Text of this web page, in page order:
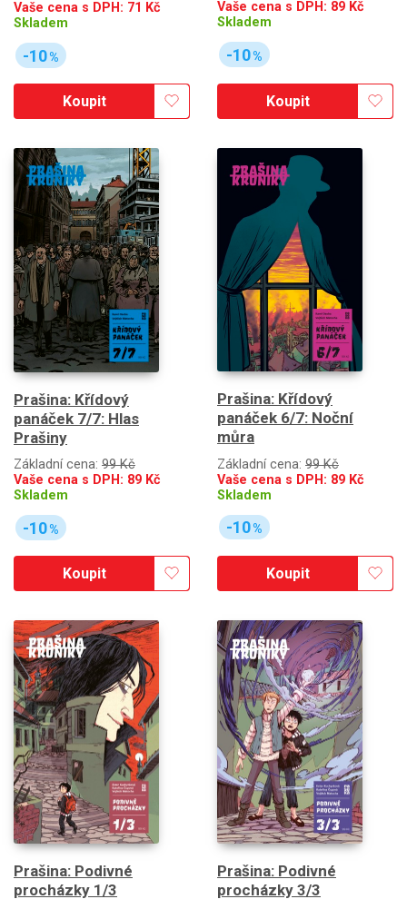
Vaše cena s DPH: 71 Kč
Skladem
-10%
Koupit
Vaše cena s DPH: 89 Kč
Skladem
-10%
Koupit
Prašina: Křídový
panáček 7/7: Hlas
Prašiny
Základní cena: 99 Kč
Vaše cena s DPH: 89 Kč
Skladem
-10%
Koupit
Prašina: Křídový
panáček 6/7: Noční
můra
Základní cena: 99 Kč
Vaše cena s DPH: 89 Kč
Skladem
-10%
Koupit
Prašina: Podivné
procházky 1/3
Prašina: Podivné
procházky 3/3